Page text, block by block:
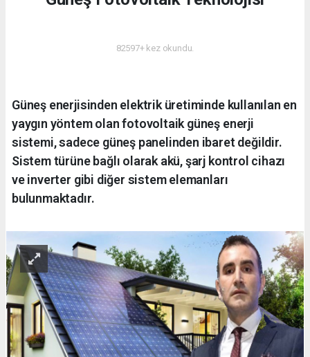
82597+ kez okundu.
Güneş enerjisinden elektrik üretiminde kullanılan en
yaygın yöntem olan fotovoltaik güneş enerji
sistemi, sadece güneş panelinden ibaret değildir.
Sistem türüne bağlı olarak akü, şarj kontrol cihazı
ve inverter gibi diğer sistem elemanları
bulunmaktadır.